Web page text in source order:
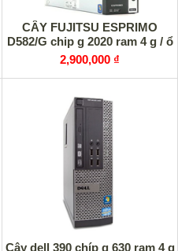
CÂY FUJITSU ESPRIMO
D582/G chip g 2020 ram 4 g / ổ
2,900,000 ₫
Cây dell 390 chíp g 630 ram 4 g